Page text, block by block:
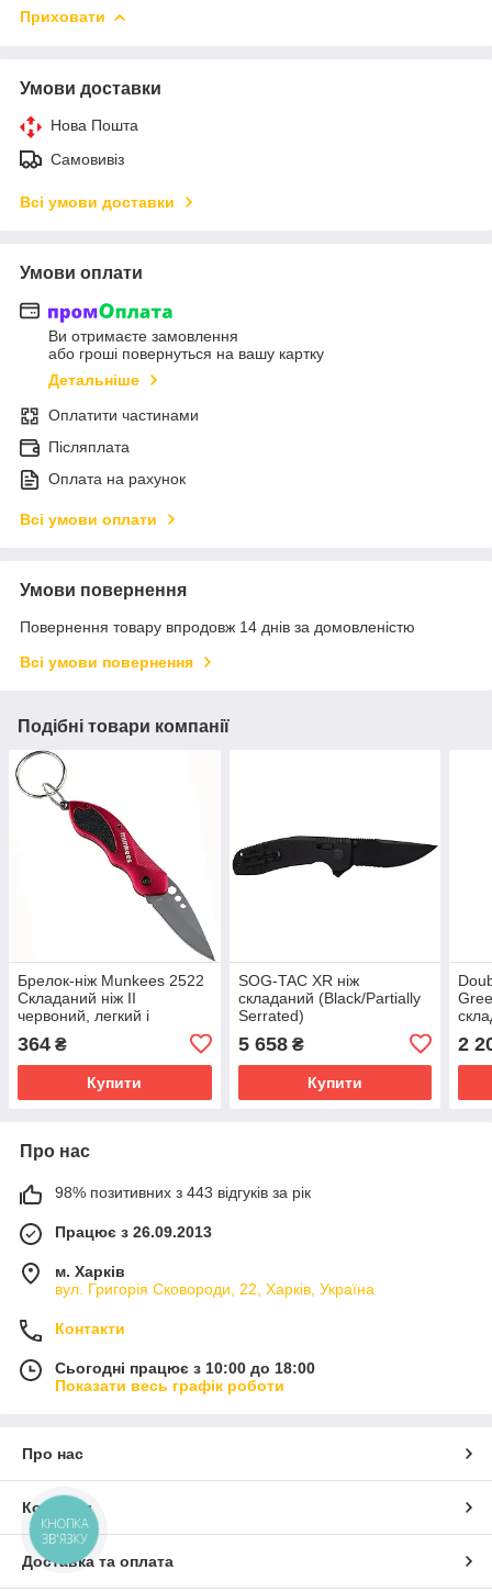
Приховати
Умови доставки
Нова Пошта
Самовивіз
Всі умови доставки
Умови оплати
Ви отримаєте замовлення
або гроші повернуться на вашу картку
Детальніше
Оплатити частинами
Післяплата
Оплата на рахунок
Всі умови оплати
Умови повернення
Повернення товару впродовж 14 днів за домовленістю
Всі умови повернення
Подібні товари компанії
Брелок-ніж Munkees 2522
Складаний ніж II
червоний, легкий і
364 ₴
Купити
SOG-TAC XR ніж
складаний (Black/Partially
Serrated)
5 658₴
Купити
2
Про нас
98% позитивних з 443 відгуків за рік
Працює з 26.09.2013
м. Харків
вул. Григорія Сковороди, 22, Харків, Україна
Контакти
Сьогодні працює з 10:00 до 18:00
Показати весь графік роботи
Про нас
Контакти
Доставка та оплата
КНОПКА
ЗВ'ЯЗКУ